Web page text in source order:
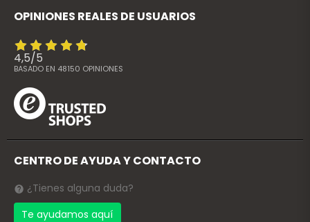
OPINIONES REALES DE USUARIOS
4,5/5
BASADO EN 48150 OPINIONES
CENTRO DE AYUDA Y CONTACTO
¿Tienes alguna duda?
Te ayudamos aquí